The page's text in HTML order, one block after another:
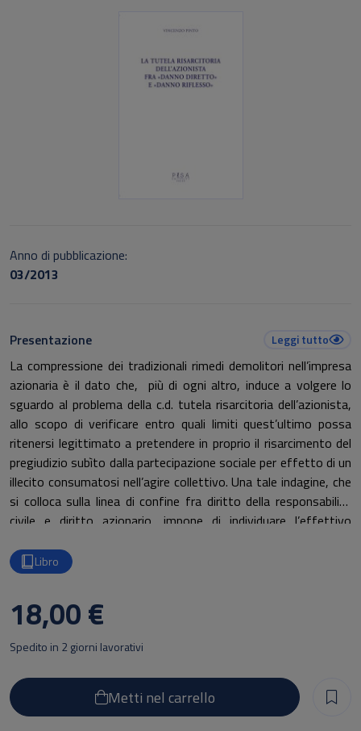
Anno di pubblicazione:
03/2013
Presentazione Leggi tutto
La compressione dei tradizionali rimedi demolitori nell’impresa
azionaria è il dato che, più di ogni altro, induce a volgere lo
sguardo al problema della c.d. tutela risarcitoria dell’azionista,
allo scopo di verificare entro quali limiti quest’ultimo possa
ritenersi legittimato a pretendere in proprio il risarcimento del
pregiudizio subìto dalla partecipazione sociale per effetto di un
illecito consumatosi nell’agire collettivo. Una tale indagine, che
si colloca sulla linea di confine fra diritto della responsabilità
civile e diritto azionario, impone di individuare l’effettivo
che la disciplina della società per azioni pone alla pretese
risarcitorie individuali del socio e, in particolare, del limite
L’emersione degli effettivi interessi in gioco – che si celano
pretesa risarcitoria – non solo offre una prospettiva
privilegiata per inquadrare i modelli di responsabilità
«endosocietaria» che ammettano il risarcimento del «danno
riflesso» in favore dell’azionista (artt. 2497 e 2377 c.c.), ma
Libro
18,00 €
Metti nel carrello
Spedito in 2 giorni lavorativi